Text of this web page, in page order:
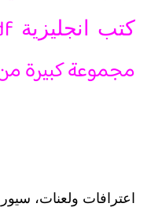
كتب انجليزية
مجموعة كبيرة
اعترافات ولعنات،